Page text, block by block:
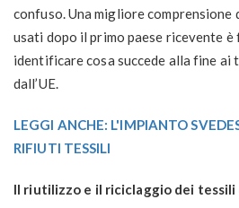
confuso. Una migliore comprensione
usati dopo il primo paese ricevente è
identificare cosa succede alla fine
dall’UE.
LEGGI ANCHE: L'IMPIANTO
RIFIUTI TESSILI
Il riutilizzo e il riciclaggio dei